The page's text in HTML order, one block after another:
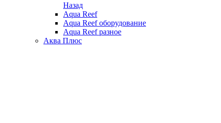
Назад
Aqua Reef
Aqua Reef оборудование
Aqua Reef разное
Аква Плюс